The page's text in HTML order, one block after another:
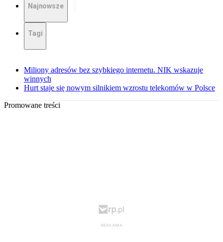
Najnowsze
Tagi
Miliony adresów bez szybkiego internetu. NIK wskazuje
winnych
Hurt staje się nowym silnikiem wzrostu telekomów w Polsce
Promowane treści